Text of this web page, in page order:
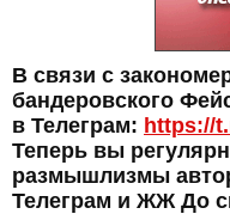
В связи с
бандеровского
в Телеграм: https://
Теперь вы
размышлизмы
Телеграм и ЖЖ До